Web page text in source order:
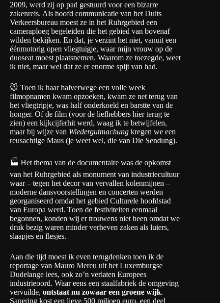
2009, werd zij op pad gestuurd voor een bizarre
zakenreis. Als hoofd communicatie van het Duits
Verkeersbureau moest ze in het Ruhrgebied een
cameraploeg begeleiden die het gebied van bovenaf
wilden bekijken. En dat, je verzint het niet, vanuit een
éénmotorig open vliegtuigje, waar mijn vrouw op de
duoseat moest plaatsnemen. Waarom ze toezegde, weet
ik niet, maar wel dat ze er enorme spijt van had.
🐭 Toen ik haar halverwege een volle week
filmopnamen kwam opzoeken, kwam ze net terug van
het vliegtripje, was half onderkoeld en barstte van de
honger. Of de film (voor de liefhebbers hier terug te
zien) een kijkcijferhit werd, waag ik te betwijfelen,
maar bij wijze van Wiedergutmachung kregen we een
reusachtige Maus (je weet wel, die van Die Sendung).
🏭 Het thema van de documentaire was de opkomst
van het Ruhrgebied als monument van industriecultuur
waar – tegen het decor van vervallen kolenmijnen –
moderne dansvoorstellingen en concerten werden
georganiseerd omdat het gebied Culturele hoofdstad
van Europa werd. Toen de festiviteiten eenmaal
begonnen, konden wij er trouwens niet heen omdat we
druk bezig waren minder verheven zaken als luiers,
slaapjes en flesjes.
Aan die tijd moest ik even terugdenken toen ik de
reportage van Mauro Mereu uit het Luxemburgse
Dudelange lees, ook zo’n verlaten Europees
industrieoord. Waar eens een staalfabriek de omgeving
vervuilde, ontstaat nu zowaar een groene wijk.
Sanering kost een lieve 500 miljoen euro, een deel